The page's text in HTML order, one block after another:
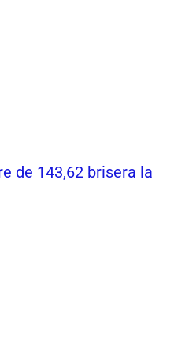
de 143,62 brisera la